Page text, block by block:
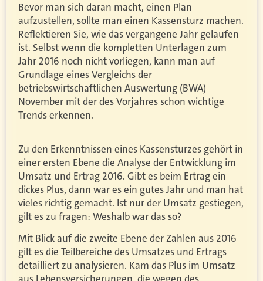
Bevor man sich daran macht, einen Plan
aufzustellen, sollte man einen Kassensturz machen.
Reflektieren Sie, wie das vergangene Jahr gelaufen
ist. Selbst wenn die kompletten Unterlagen zum
Jahr 2016 noch nicht vorliegen, kann man auf
Grundlage eines Vergleichs der
betriebswirtschaftlichen Auswertung (BWA)
November mit der des Vorjahres schon wichtige
Trends erkennen.
Zu den Erkenntnissen eines Kassensturzes gehört in
einer ersten Ebene die Analyse der Entwicklung im
Umsatz und Ertrag 2016. Gibt es beim Ertrag ein
dickes Plus, dann war es ein gutes Jahr und man hat
vieles richtig gemacht. Ist nur der Umsatz gestiegen,
gilt es zu fragen: Weshalb war das so?
Mit Blick auf die zweite Ebene der Zahlen aus 2016
gilt es die Teilbereiche des Umsatzes und Ertrags
detailliert zu analysieren. Kam das Plus im Umsatz